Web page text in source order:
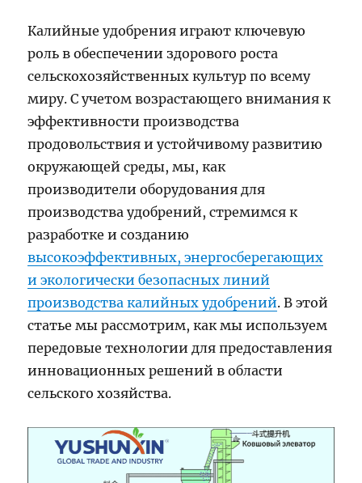
Калийные удобрения играют ключевую
роль в обеспечении здорового роста
сельскохозяйственных культур по всему
миру. С учетом возрастающего внимания к
эффективности производства
продовольствия и устойчивому развитию
окружающей среды, мы, как
производители оборудования для
производства удобрений, стремимся к
разработке и созданию
высокоэффективных, энергосберегающих
и экологически безопасных линий
производства калийных удобрений. В этой
статье мы рассмотрим, как мы используем
передовые технологии для предоставления
инновационных решений в области
сельского хозяйства.